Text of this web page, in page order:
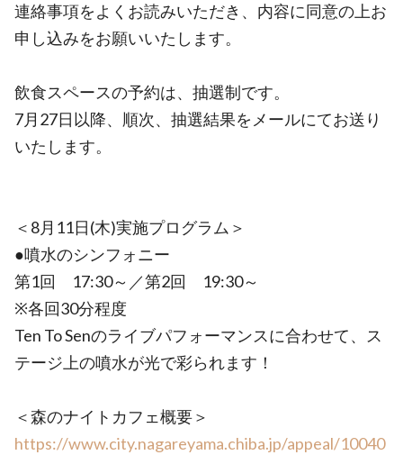
連絡事項をよくお読みいただき、内容に同意の上お
申し込みをお願いいたします。
飲食スペースの予約は、抽選制です。
7月27日以降、順次、抽選結果をメールにてお送り
いたします。
＜8月11日(木)実施プログラム＞
●噴水のシンフォニー
第1回 17:30～／第2回 19:30～
※各回30分程度
Ten To Senのライブパフォーマンスに合わせて、ス
テージ上の噴水が光で彩られます！
＜森のナイトカフェ概要＞
https://www.city.nagareyama.chiba.jp/appeal/10040